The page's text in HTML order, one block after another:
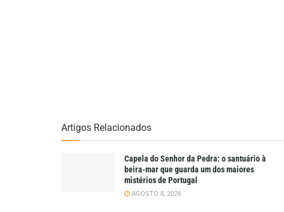
Artigos Relacionados
Capela do Senhor da Pedra: o santuário à
beira-mar que guarda um dos maiores
mistérios de Portugal
AGOSTO 8, 2026